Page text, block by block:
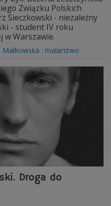
Związku Polskich
Sieczkowski - niezależny
- student IV roku
w Warszawie.
Małkowska malarstwo
Droga do